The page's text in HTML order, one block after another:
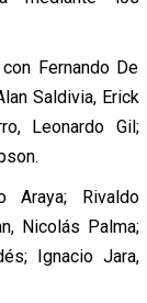
Fernando De
Saldivia, Erick
Leonardo Gil;
Araya; Rivaldo
Nicolás Palma;
Ignacio Jara,